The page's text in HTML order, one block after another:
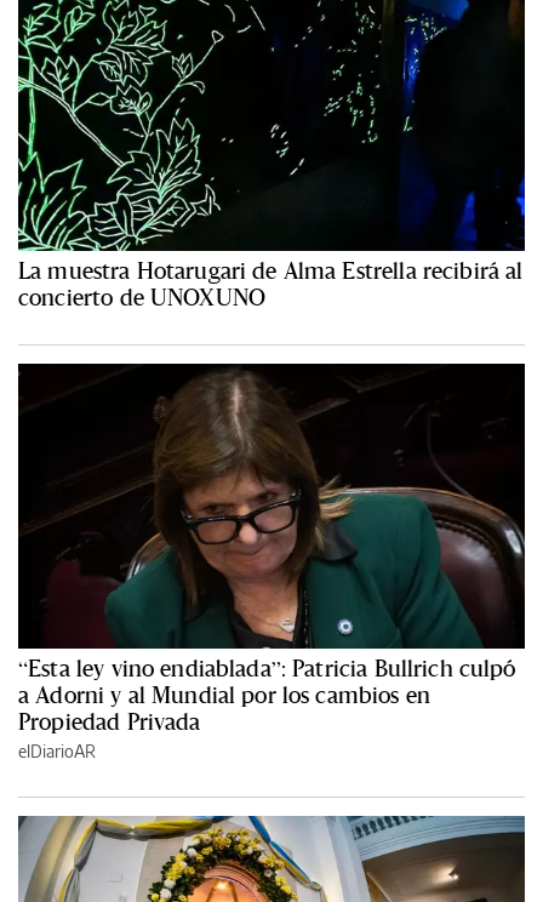
La muestra Hotarugari de Alma Estrella recibirá al
concierto de UNOXUNO
“Esta ley vino endiablada”: Patricia Bullrich culpó
a Adorni y al Mundial por los cambios en
Propiedad Privada
elDiarioAR